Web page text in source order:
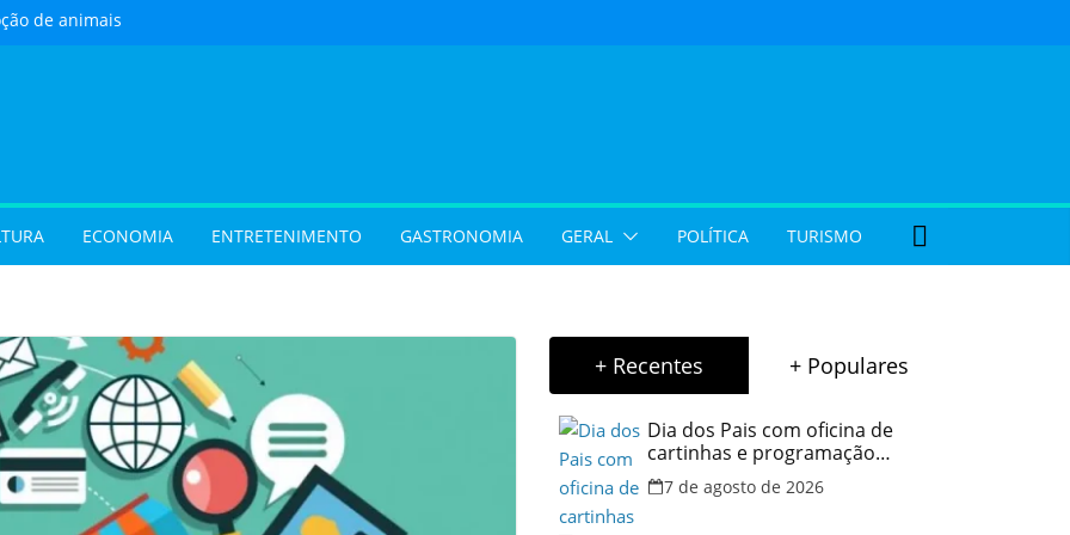
de animais
cresce no
e grandes
sobrenome após o
exigir atualização dos
dos filhos para evitar
ECONOMIA ENTRETENIMENTO GASTRONOMIA GERAL POLÍTICA TURISMO
+ Recentes + Populares
Dia dos Pais com oficina de
cartinhas e programação
musical gratuita em Aparecida
de Goiânia
7 de agosto de 2026